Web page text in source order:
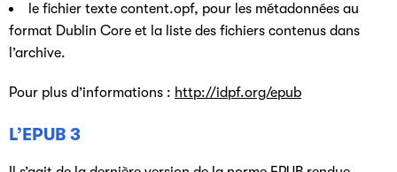
le fichier texte content.opf, pour les métadonnées au
format Dublin Core et la liste des fichiers contenus dans
l’archive.
Pour plus d’informations : http://idpf.org/epub
L’EPUB 3